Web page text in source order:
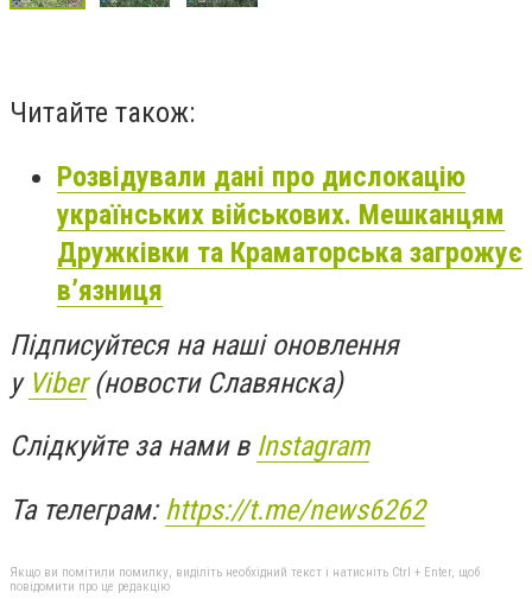
Читайте також:
Розвідували дані про дислокацію
українських військових. Мешканцям
Дружківки та Краматорська загрожує
в’язниця
Підписуйтеся на наші оновлення
у Viber(новости Славянска)
Слідкуйте за нами в Instagram
Та телеграм:https://t.me/news6262
Якщо ви помітили помилку, виділіть необхідний текст і натисніть Ctrl + Enter, щоб
повідомити про це редакцію